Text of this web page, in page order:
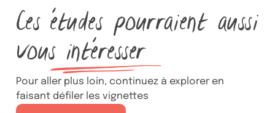
Ces études pourraient aussi
vous intéresser
Pour aller plus loin, continuez à explorer en
faisant défiler les vignettes